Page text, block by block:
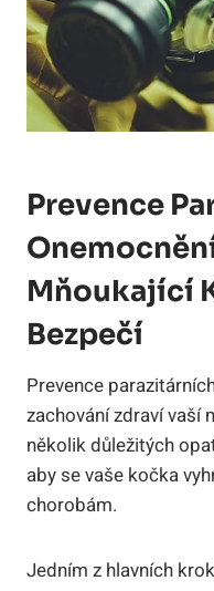
Prevence
Mňoukající
Bezpečí
Prevence
zachování zdraví vaší
několik důležitých
aby se vaše kočka
chorobám.
Jedním z hlavních